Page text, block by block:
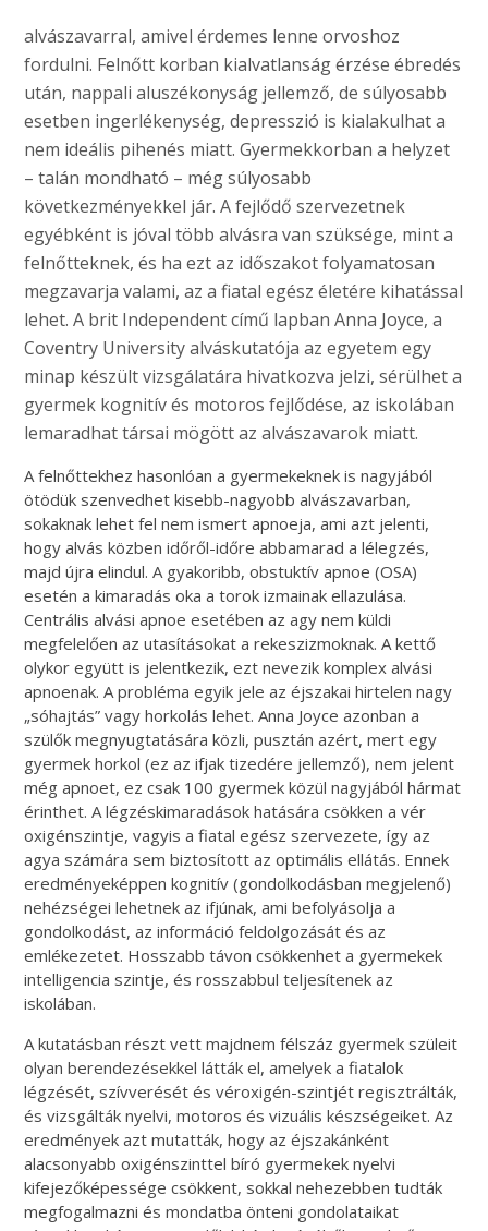
alvászavarral, amivel érdemes lenne orvoshoz
fordulni. Felnőtt korban kialvatlanság érzése ébredés
után, nappali aluszékonyság jellemző, de súlyosabb
esetben ingerlékenység, depresszió is kialakulhat a
nem ideális pihenés miatt. Gyermekkorban a helyzet
– talán mondható – még súlyosabb
következményekkel jár. A fejlődő szervezetnek
egyébként is jóval több alvásra van szüksége, mint a
felnőtteknek, és ha ezt az időszakot folyamatosan
megzavarja valami, az a fiatal egész életére kihatással
lehet. A brit Independent című lapban Anna Joyce, a
Coventry University alváskutatója az egyetem egy
minap készült vizsgálatára hivatkozva jelzi, sérülhet a
gyermek kognitív és motoros fejlődése, az iskolában
lemaradhat társai mögött az alvászavarok miatt.
A felnőttekhez hasonlóan a gyermekeknek is nagyjából
ötödük szenvedhet kisebb-nagyobb alvászavarban,
sokaknak lehet fel nem ismert apnoeja, ami azt jelenti,
hogy alvás közben időről-időre abbamarad a lélegzés,
majd újra elindul. A gyakoribb, obstuktív apnoe (OSA)
esetén a kimaradás oka a torok izmainak ellazulása.
Centrális alvási apnoe esetében az agy nem küldi
megfelelően az utasításokat a rekeszizmoknak. A kettő
olykor együtt is jelentkezik, ezt nevezik komplex alvási
apnoenak. A probléma egyik jele az éjszakai hirtelen nagy
„sóhajtás” vagy horkolás lehet. Anna Joyce azonban a
szülők megnyugtatására közli, pusztán azért, mert egy
gyermek horkol (ez az ifjak tizedére jellemző), nem jelent
még apnoet, ez csak 100 gyermek közül nagyjából hármat
érinthet. A légzéskimaradások hatására csökken a vér
oxigénszintje, vagyis a fiatal egész szervezete, így az
agya számára sem biztosított az optimális ellátás. Ennek
eredményeképpen kognitív (gondolkodásban megjelenő)
nehézségei lehetnek az ifjúnak, ami befolyásolja a
gondolkodást, az információ feldolgozását és az
emlékezetet. Hosszabb távon csökkenhet a gyermekek
intelligencia szintje, és rosszabbul teljesítenek az
iskolában.
A kutatásban részt vett majdnem félszáz gyermek szüleit
olyan berendezésekkel látták el, amelyek a fiatalok
légzését, szívverését és véroxigén-szintjét regisztrálták,
és vizsgálták nyelvi, motoros és vizuális készségeiket. Az
eredmények azt mutatták, hogy az éjszakánként
alacsonyabb oxigénszinttel bíró gyermekek nyelvi
kifejezőképessége csökkent, sokkal nehezebben tudták
megfogalmazni és mondatba önteni gondolataikat